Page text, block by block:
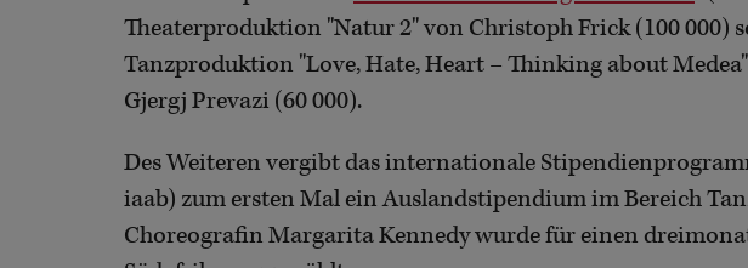
Theaterproduktion "Natur 2" von Christoph Frick (100 000)
Tanzproduktion "Love, Hate, Heart – Thinking about
Gjergj Prevazi (60 000).
Des Weiteren vergibt das internationale
iaab) zum ersten Mal ein Auslandstipendium im Bereich
Choreografin Margarita Kennedy wurde für einen